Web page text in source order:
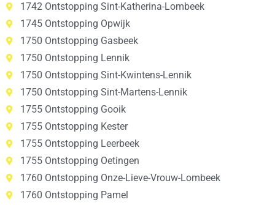
1742 Ontstopping Sint-Katherina-Lombeek
1745 Ontstopping Opwijk
1750 Ontstopping Gasbeek
1750 Ontstopping Lennik
1750 Ontstopping Sint-Kwintens-Lennik
1750 Ontstopping Sint-Martens-Lennik
1755 Ontstopping Gooik
1755 Ontstopping Kester
1755 Ontstopping Leerbeek
1755 Ontstopping Oetingen
1760 Ontstopping Onze-Lieve-Vrouw-Lombeek
1760 Ontstopping Pamel